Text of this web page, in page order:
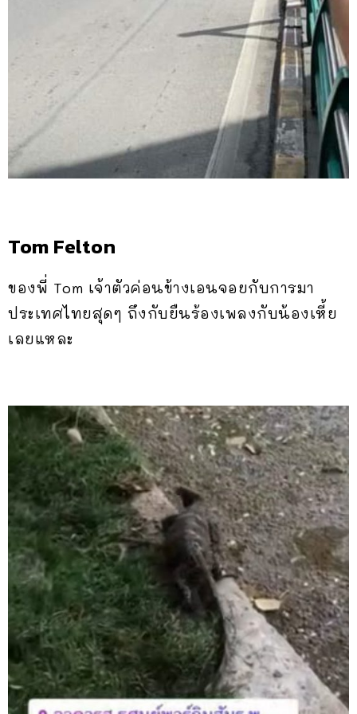
Tom Felton
ของพี่ Tom เจ้าตัวค่อนข้างเอนจอยกับการมา
ประเทศไทยสุดๆ ถึงกับยืนร้องเพลงกับน้องเหี้ย
เลยแหละ